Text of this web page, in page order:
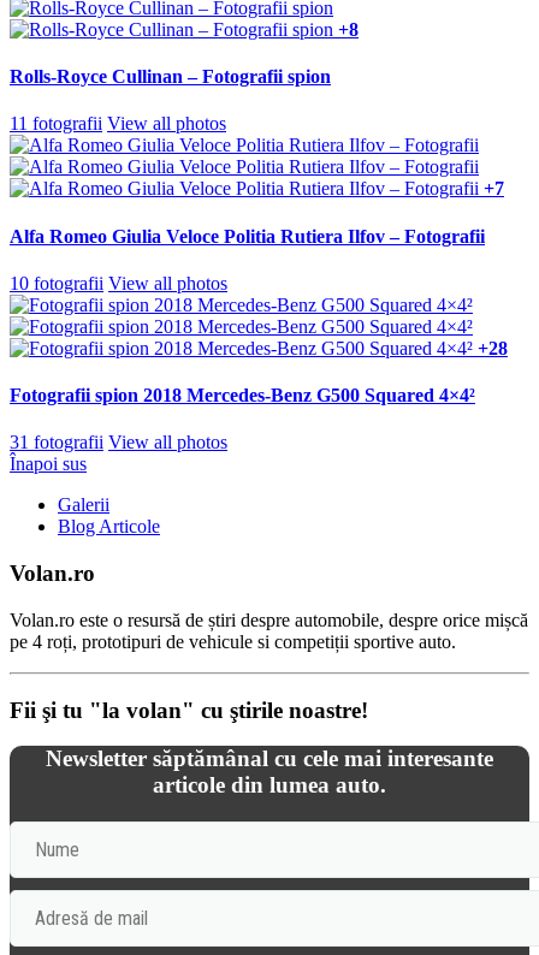
+8
Rolls-Royce Cullinan – Fotografii spion
11 fotografii View all photos
+7
Alfa Romeo Giulia Veloce Politia Rutiera Ilfov – Fotografii
10 fotografii View all photos
+28
Fotografii spion 2018 Mercedes-Benz G500 Squared 4×4²
31 fotografii View all photos
Înapoi sus
Galerii
Blog Articole
Volan.ro
Volan.ro este o resursă de știri despre automobile, despre orice mișcă
pe 4 roți, prototipuri de vehicule si competiții sportive auto.
Fii şi tu "la volan" cu ştirile noastre!
Newsletter săptămânal cu cele mai interesante
articole din lumea auto.